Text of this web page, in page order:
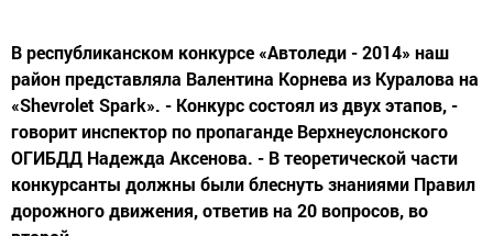
В республиканском конкурсе «Автоледи - 2014» наш
район представляла Валентина Корнева из Куралова на
«Shevrolet Spark». - Конкурс состоял из двух этапов, -
говорит инспектор по пропаганде Верхнеуслонского
ОГИБДД Надежда Аксенова. - В теоретической части
конкурсанты должны были блеснуть знаниями Правил
дорожного движения, ответив на 20 вопросов, во